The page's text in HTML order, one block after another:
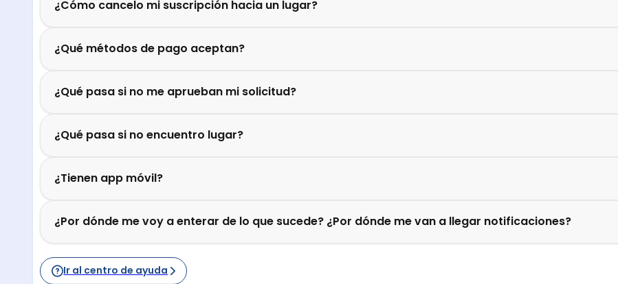
¿Cómo cancelo mi suscripción hacia un lugar?
¿Qué métodos de pago aceptan?
¿Qué pasa si no me aprueban mi solicitud?
¿Qué pasa si no encuentro lugar?
¿Tienen app móvil?
¿Por dónde me voy a enterar de lo que sucede? ¿Por dónde me van a llegar notificaciones?
Ir al centro de ayuda